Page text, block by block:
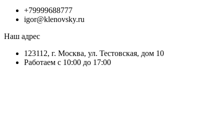
+79999688777
igor@klenovsky.ru
Наш адрес
123112, г. Москва, ул. Тестовская, дом 10
Работаем с 10:00 до 17:00